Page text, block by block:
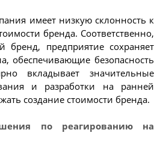
имеет низкую склонность к
бренда. Соответственно,
бренд, предприятие сохраняет
обеспечивающие безопасность
вкладывает значительные
и разработки на ранней
создание стоимости бренда.
по реагированию на